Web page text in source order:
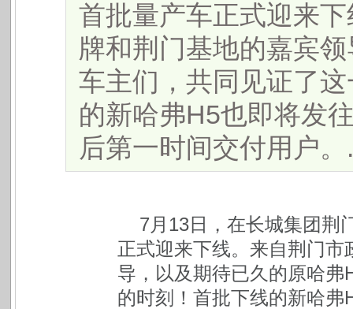
首批量产车正式迎来
牌和荆门基地的嘉宾
车主们，共同见证了
的新哈弗H5也即将发
后第一时间交付用户。
7月13日，在长城集团荆
正式迎来下线。来自荆门
导，以及期待已久的原哈
的时刻！首批下线的新哈